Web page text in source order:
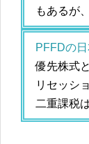
もあるが
PFFDの
優先株式
リセッシ
二重課税